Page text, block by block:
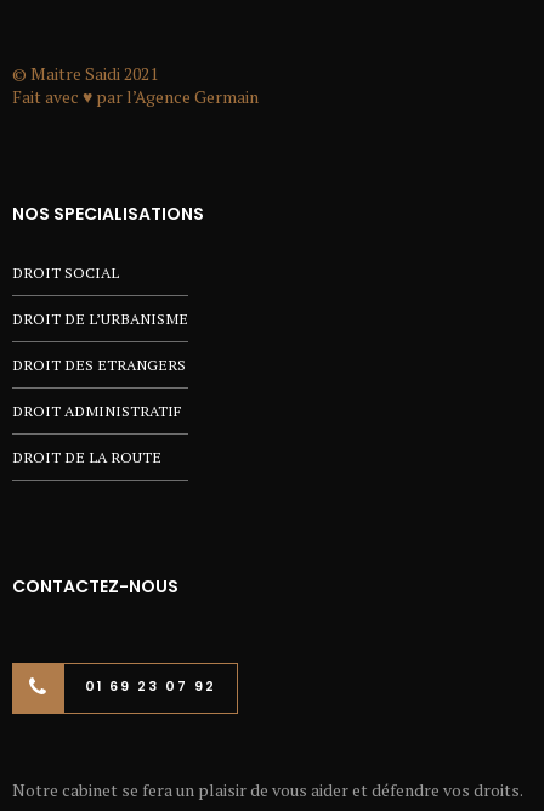
© Maitre Saidi 2021
Fait avec ♥ par l’Agence Germain
NOS SPECIALISATIONS
DROIT SOCIAL
DROIT DE L’URBANISME
DROIT DES ETRANGERS
DROIT ADMINISTRATIF
DROIT DE LA ROUTE
CONTACTEZ-NOUS
01 69 23 07 92
Notre cabinet se fera un plaisir de vous aider et défendre vos droits.